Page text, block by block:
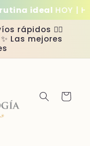
idealHOY |
rápidos 👩‍⚕️
Las mejores
Carrito